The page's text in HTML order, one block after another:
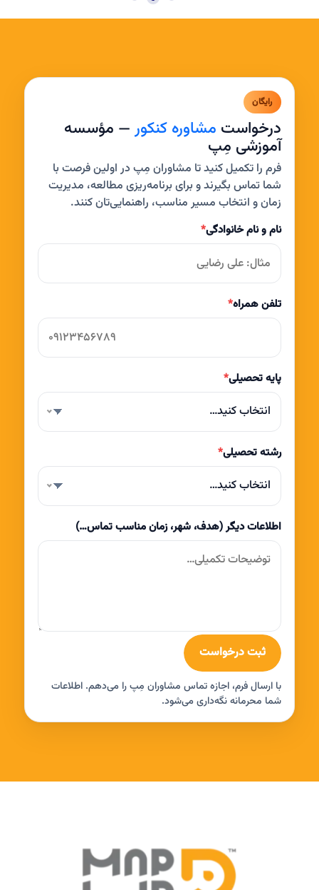
رایگان
درخواست مشاوره کنکور— مؤسسه
آموزشی مِپ
فرم را تکمیل کنید تا مشاوران مِپ در اولین فرصت با
شما تماس بگیرند و برای برنامه‌ریزی مطالعه، مدیریت
زمان و انتخاب مسیر مناسب، راهنمایی‌تان کنند.
نام و نام خانوادگی*
تلفن همراه*
پایه تحصیلی*
انتخاب کنید…
رشته تحصیلی*
انتخاب کنید…
اطلاعات دیگر (هدف، شهر، زمان مناسب تماس…)
ثبت درخواست
با ارسال فرم، اجازه تماس مشاوران مِپ را می‌دهم. اطلاعات
شما محرمانه نگه‌داری می‌شود.